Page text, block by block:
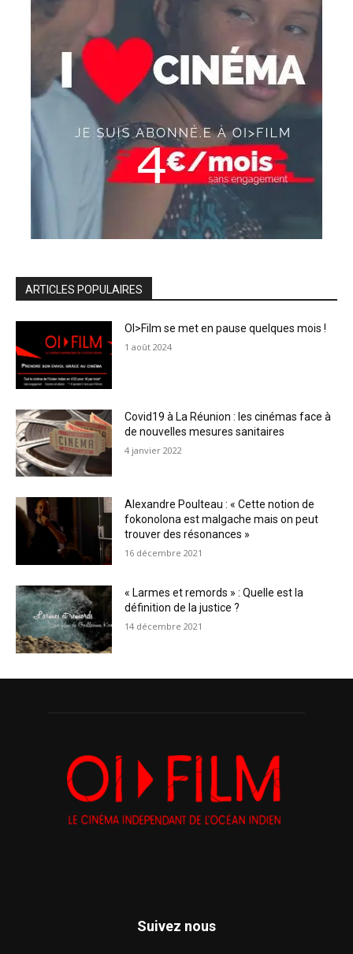
ARTICLES POPULAIRES
OI>Film se met en pause quelques mois !
1 août 2024
Covid19 à La Réunion : les cinémas face à
de nouvelles mesures sanitaires
4 janvier 2022
Alexandre Poulteau : « Cette notion de
fokonolona est malgache mais on peut
trouver des résonances »
16 décembre 2021
« Larmes et remords » : Quelle est la
définition de la justice ?
14 décembre 2021
Suivez nous